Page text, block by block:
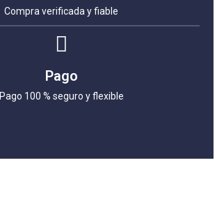
Compra verificada y fiable
Pago
Pago 100 % seguro y flexible